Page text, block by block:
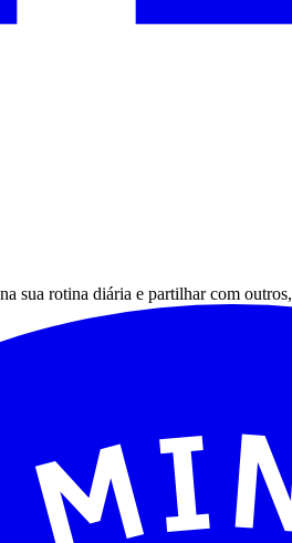
sua rotina diária e partilhar com outros,